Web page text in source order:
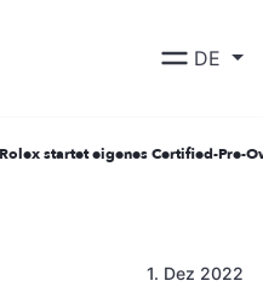
DE
Rolex startet eigenes Certified-Pre-
1. Dez 2022